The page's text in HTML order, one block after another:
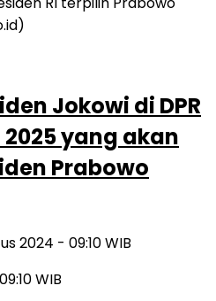
Jokowi di DPR
2025 yang akan
Prabowo
2024 - 09:10 WIB
WIB